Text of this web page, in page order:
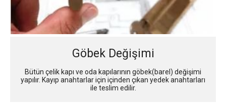
Göbek Değişimi
Bütün çelik kapı ve oda kapılarının göbek(barel) değişimi
yapılır. Kayıp anahtarlar için içinden çıkan yedek anahtarları
ile teslim edilir.